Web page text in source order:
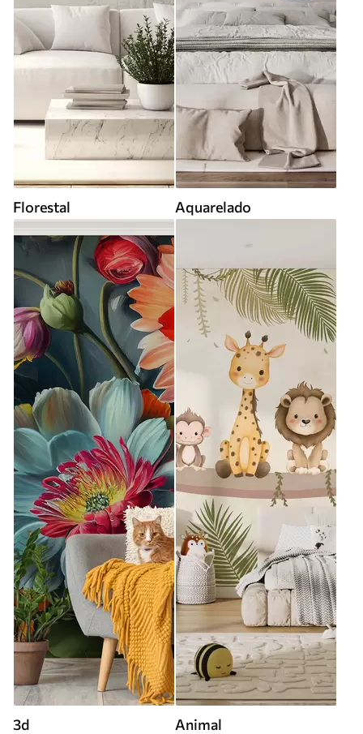
Florestal Aquarelado
3d Animal